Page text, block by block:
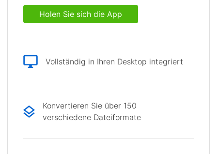
Holen Sie sich die App
Vollständig in Ihren Desktop integriert
Konvertieren Sie über 150
verschiedene Dateiformate